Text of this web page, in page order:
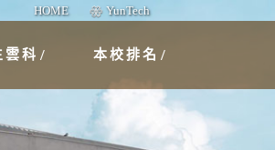
HOME YunTech
雲科 本校排名